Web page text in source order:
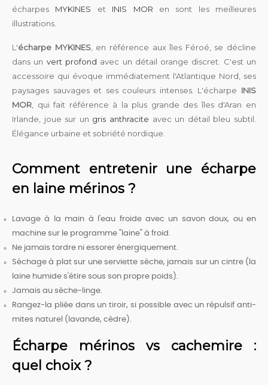
écharpes MYKINES et INIS MOR en sont les meilleures
illustrations.
L'écharpe MYKINES, en référence aux îles Féroé, se décline
dans un vert profond avec un détail orange discret. C'est un
accessoire qui évoque immédiatement l'Atlantique Nord, ses
paysages sauvages et ses couleurs intenses. L'écharpe INIS
MOR , qui fait référence à la plus grande des îles d'Aran en
Irlande, joue sur un gris anthracite avec un détail bleu subtil.
Élégance urbaine et sobriété nordique.
Comment entretenir une écharpe
en laine mérinos ?
Lavage à la main à l'eau froide avec un savon doux, ou en
machine sur le programme "laine" à froid.
Ne jamais tordre ni essorer énergiquement.
Séchage à plat sur une serviette sèche, jamais sur un cintre (la
laine humide s'étire sous son propre poids).
Jamais au sèche-linge.
Rangez-la pliée dans un tiroir, si possible avec un répulsif anti-
mites naturel (lavande, cèdre).
Écharpe mérinos vs cachemire :
quel choix ?